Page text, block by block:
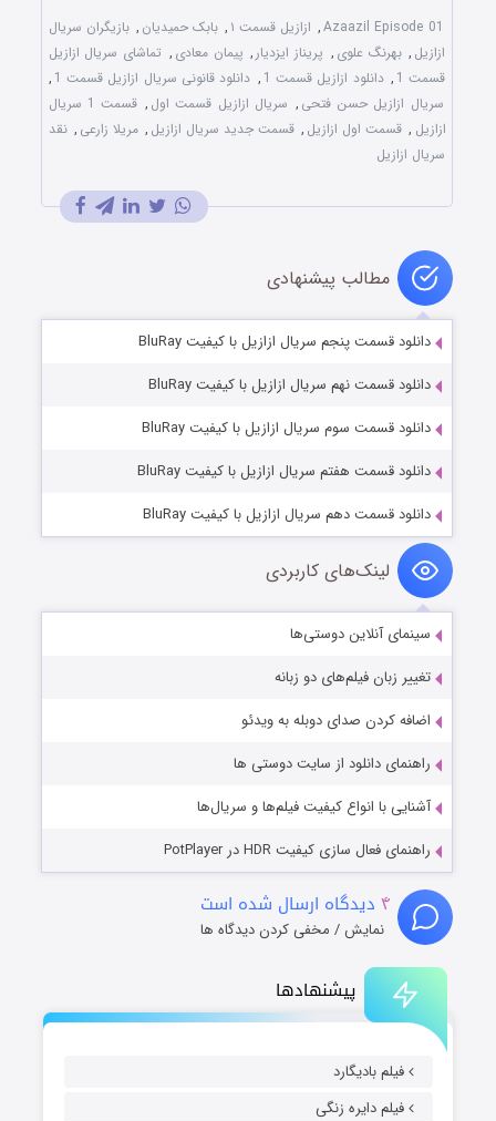
پیشنهادها
فیلم بادیگارد
فیلم دایره زنگی
Azaazil Episode 01
, ازازیل قسمت ۱ , بابک حمیدیان , بازیگران سریال
ازازیل , بهرنگ علوی , پریناز ایزدیار , پیمان معادی , تماشای سریال ازازیل
قسمت 1
, دانلود ازازیل قسمت 1 , دانلود قانونی سریال ازازیل قسمت 1
,
سریال ازازیل حسن فتحی , سریال ازازیل قسمت اول ,
قسمت 1 سریال
ازازیل , قسمت اول ازازیل , قسمت جدید سریال ازازیل , مریلا زارعی , نقد
سریال ازازیل
مطالب پیشنهادی
دانلود قسمت پنجم سریال ازازیل با کیفیت BluRay
دانلود قسمت نهم سریال ازازیل با کیفیت BluRay
دانلود قسمت سوم سریال ازازیل با کیفیت BluRay
دانلود قسمت هفتم سریال ازازیل با کیفیت BluRay
دانلود قسمت دهم سریال ازازیل با کیفیت BluRay
لینک‌های کاربردی
سینمای آنلاین دوستی‌ها
تغییر زبان فیلم‌های دو زبانه
اضافه کردن صدای دوبله به ویدئو
راهنمای دانلود از سایت دوستی ها
آشنایی با انواع کیفیت فیلم‌ها و سریال‌ها
راهنمای فعال سازی کیفیت HDR در PotPlayer
۴ دیدگاه ارسال شده است
نمایش / مخفی کردن دیدگاه ها